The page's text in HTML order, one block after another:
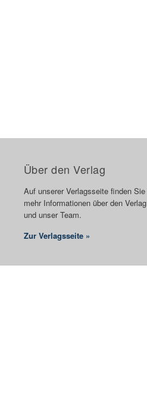
Über den Verlag
Auf unserer Verlagsseite finden Sie
mehr Informationen über den Verlag
und unser Team.
Zur Verlagsseite »